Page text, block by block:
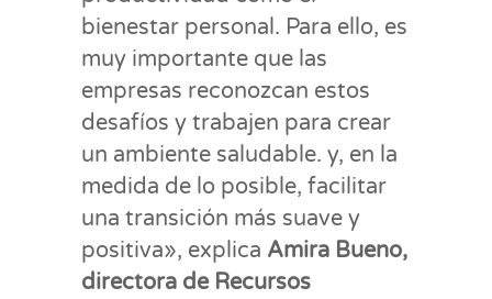
bienestar personal. Para ello, es
muy importante que las
empresas reconozcan estos
desafíos y trabajen para crear
un ambiente saludable. y, en la
medida de lo posible, facilitar
una transición más suave y
positiva», explica Amira Bueno,
directora de Recursos